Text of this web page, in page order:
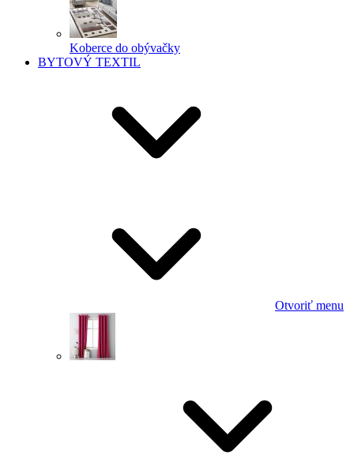
Koberce do obývačky
BYTOVÝ TEXTIL
Otvoriť menu